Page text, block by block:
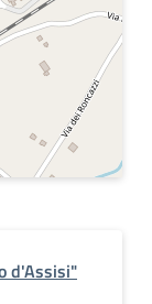
d'Assisi"